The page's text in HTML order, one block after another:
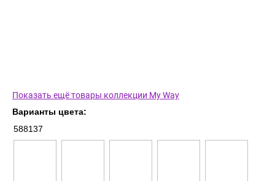
Показать ещё товары коллекции My Way
Варианты цвета:
588137